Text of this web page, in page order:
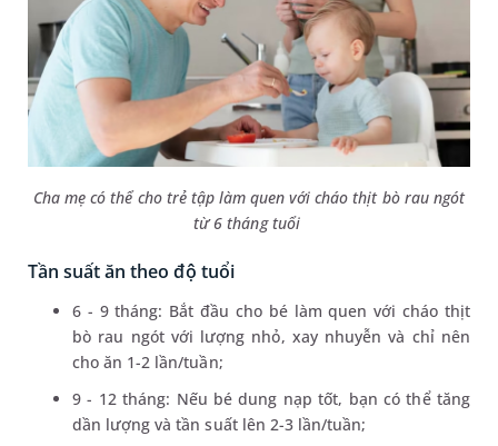
Cha mẹ có thể cho trẻ tập làm quen với cháo thịt bò rau ngót
từ 6 tháng tuổi
Tần suất ăn theo độ tuổi
6 - 9 tháng: Bắt đầu cho bé làm quen với cháo thịt
bò rau ngót với lượng nhỏ, xay nhuyễn và chỉ nên
cho ăn 1-2 lần/tuần;
9 - 12 tháng: Nếu bé dung nạp tốt, bạn có thể tăng
dần lượng và tần suất lên 2-3 lần/tuần;